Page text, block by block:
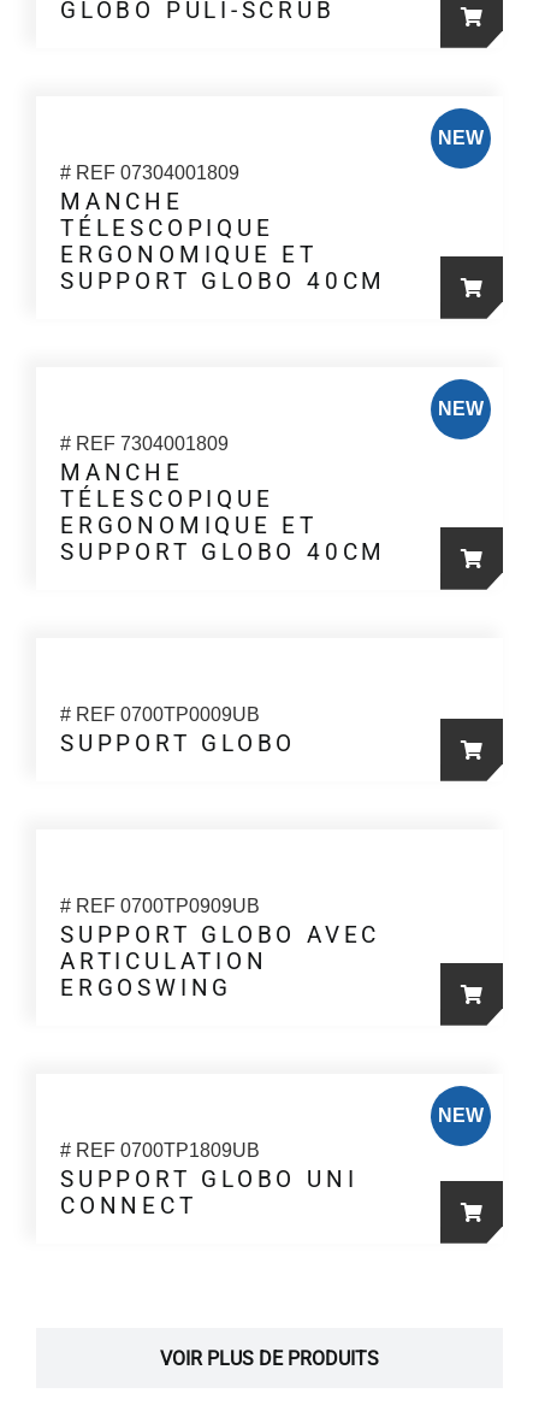
options
choisies
sur
du
produit
GLOBO PULI-SCRUB
# REF 07304001809
MANCHE
TÉLESCOPIQUE
ERGONOMIQUE ET
SUPPORT GLOBO 40CM
NEW
# REF 7304001809
MANCHE
TÉLESCOPIQUE
ERGONOMIQUE ET
SUPPORT GLOBO 40CM
NEW
# REF 0700TP0009UB
SUPPORT GLOBO
# REF 0700TP0909UB
SUPPORT GLOBO AVEC
ARTICULATION
ERGOSWING
# REF 0700TP1809UB
SUPPORT GLOBO UNI
CONNECT
NEW
VOIR PLUS DE PRODUITS